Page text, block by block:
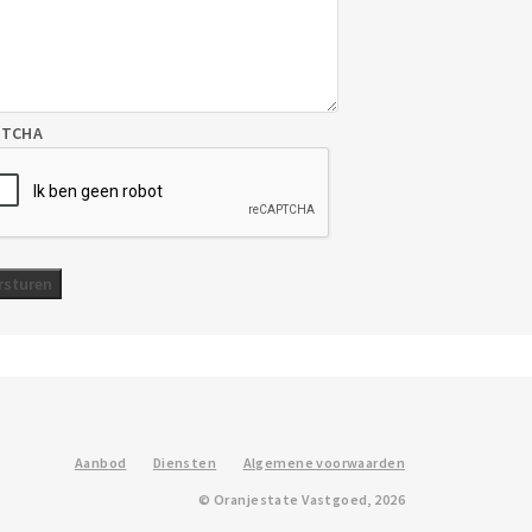
Aanbod Diensten Algemene voorwaarden
© Oranjestate Vastgoed, 2026